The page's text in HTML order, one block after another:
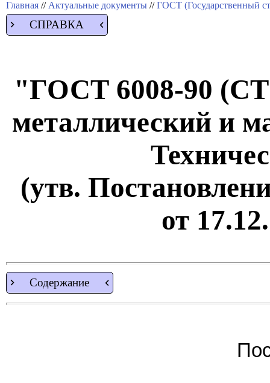
Главная // Актуальные документы //ГОСТ (Государственный
СПРАВКА
"ГОСТ 6008-90
металлический и
(утв.
от
Содержание